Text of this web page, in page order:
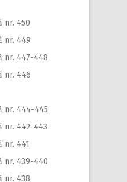
nr. 450
nr. 449
nr. 447-448
nr. 446
nr. 444-445
nr. 442-443
nr. 441
nr. 439-440
nr. 438